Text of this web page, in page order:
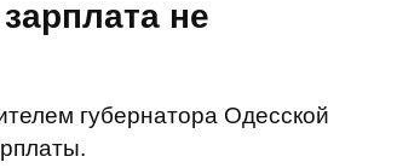
не
губернатора Одесской